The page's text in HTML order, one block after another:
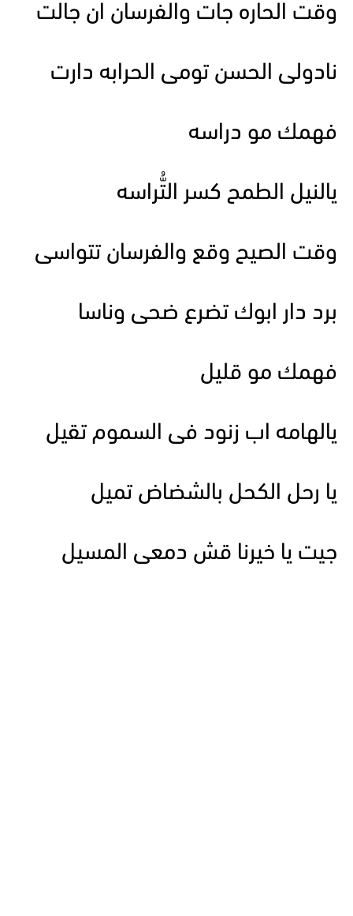
وقت الحاره جات والفرسان ان جالت
نادولى الحسن تومى الحرابه دارت
فهمك مو دراسه
يالنيل الطمح كسر التُّراسه
وقت الصيح وقع والفرسان تتواسى
برد دار ابوك تضرع ضحى وناسا
فهمك مو قليل
يالهامه اب زنود فى السموم تقيل
يا رحل الكحل بالشضاض تميل
جيت يا خيرنا قش دمعى المسيل